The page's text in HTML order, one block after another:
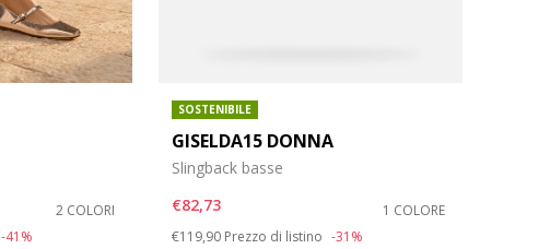
2 COLORI
-41%
SOSTENIBILE
GISELDA15 DONNA
Slingback basse
€82,73
1 COLORE
Price reduced from
€119,90 to
Prezzo di listino -31%